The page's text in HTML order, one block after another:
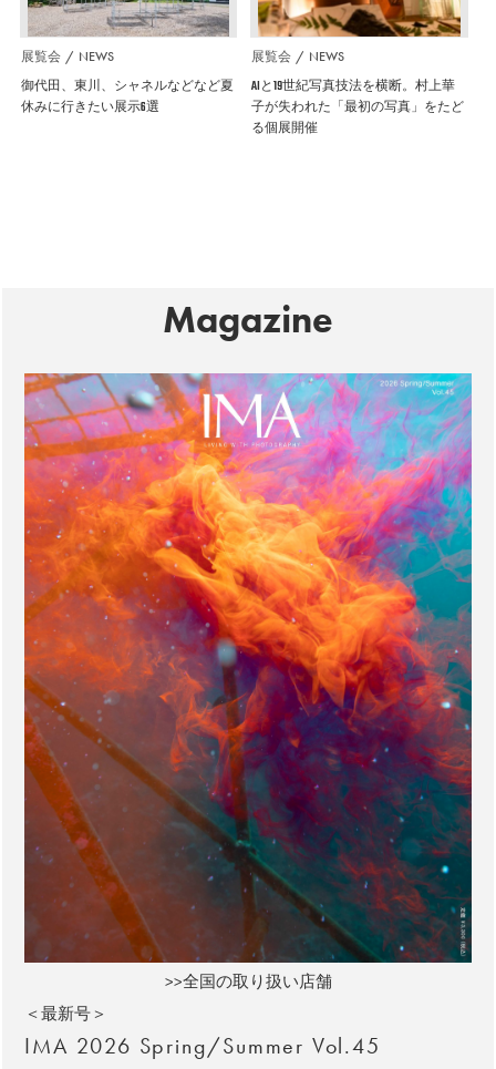
展覧会 NEWS
御代田、東川、シャネルなどなど夏
休みに行きたい展示6選
展覧会 NEWS
AIと19世紀写真技法を横断。村上華
子が失われた「最初の写真」をたど
る個展開催
Magazine
>>全国の取り扱い店舗
＜最新号＞
IMA 2026 Spring/Summer Vol.45